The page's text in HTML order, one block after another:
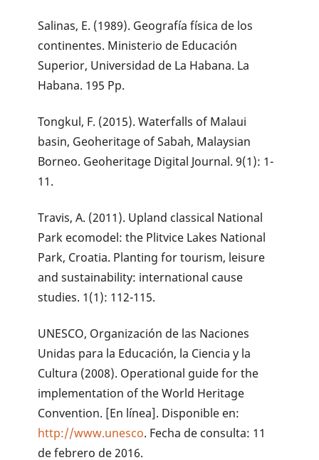
Salinas, E. (1989). Geografía física de los
continentes. Ministerio de Educación
Superior, Universidad de La Habana. La
Habana. 195 Pp.
Tongkul, F. (2015). Waterfalls of Malaui
basin, Geoheritage of Sabah, Malaysian
Borneo. Geoheritage Digital Journal. 9(1): 1-
11.
Travis, A. (2011). Upland classical National
Park ecomodel: the Plitvice Lakes National
Park, Croatia. Planting for tourism, leisure
and sustainability: international cause
studies. 1(1): 112-115.
UNESCO, Organización de las Naciones
Unidas para la Educación, la Ciencia y la
Cultura (2008). Operational guide for the
implementation of the World Heritage
Convention. [En línea]. Disponible en:
http://www.unesco. Fecha de consulta: 11
de febrero de 2016.